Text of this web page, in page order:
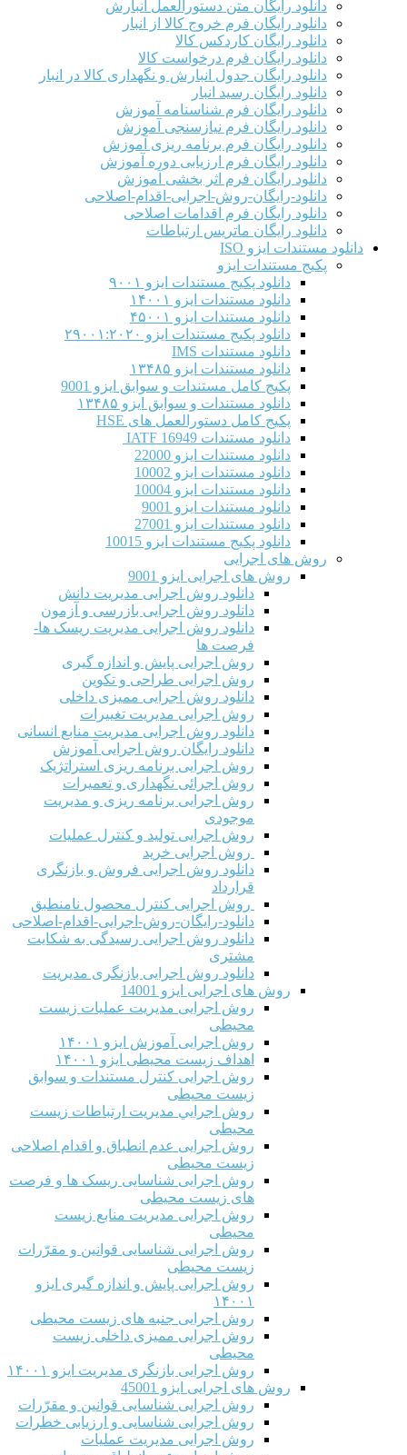
دانلود رایگان متن دستورالعمل انبارش
دانلود رایگان فرم خروج کالا از انبار
دانلود رایگان کاردکس کالا
دانلود رایگان فرم درخواست کالا
دانلود رایگان جدول انبارش و نگهداری کالا در انبار
دانلود رایگان رسید انبار
دانلود رایگان فرم شناسنامه آموزش
دانلود رایگان فرم نیازسنجی آموزش
دانلود رایگان فرم برنامه ریزی آموزش
دانلود رایگان فرم ارزیابی دوره آموزش
دانلود رایگان فرم اثر بخشی آموزش
دانلود-رایگان-روش-اجرایی-اقدام-اصلاحی
دانلود رایگان فرم اقدامات اصلاحی
دانلود رایگان ماتریس ارتباطات
دانلود مستندات ایزو ISO
پکیج مستندات ایزو
دانلود پکیج مستندات ایزو ۹۰۰۱
دانلود مستندات ایزو ۱۴۰۰۱
دانلود مستندات ایزو ۴۵۰۰۱
دانلود پکیج مستندات ایزو ۲۹۰۰۱:۲۰۲۰
دانلود مستندات IMS
دانلود مستندات ایزو ۱۳۴۸۵
پکیج کامل مستندات و سوابق ایزو 9001
دانلود مستندات و سوابق ایزو ۱۳۴۸۵
پکیج کامل دستورالعمل های HSE
دانلود مستندات IATF 16949
دانلود مستندات ایزو 22000
دانلود مستندات ایزو 10002
دانلود مستندات ایزو 10004
دانلود مستندات ایزو 9001
دانلود مستندات ایزو 27001
دانلود پکیج مستندات ایزو 10015
روش های اجرایی
روش های اجرایی ایزو 9001
دانلود روش اجرایی مدیریت دانش
دانلود روش اجرایی بازرسی و آزمون
دانلود روش اجرایی مدیریت ریسک ها-
فرصت ها
روش اجرایی پایش و اندازه گیری
روش اجرایی طراحی و تکوین
دانلود روش اجرایی ممیزی داخلی
روش اجرایی مدیریت تغییرات
دانلود روش اجرایی مدیریت منابع انسانی
دانلود رایگان روش اجرایی آموزش
روش اجرایی برنامه ریزی استراتژیک
روش اجرائی نگهداری و تعمیرات
روش اجرایی برنامه ریزی و مدیریت
موجودی
روش اجرایی تولید و کنترل عملیات
روش اجرایی خرید
دانلود روش اجرایی فروش و بازنگری
قرارداد
روش اجرایی کنترل محصول نامنطبق
دانلود-رایگان-روش-اجرایی-اقدام-اصلاحی
دانلود روش اجرایی رسیدگی به شکایت
مشتری
دانلود روش اجرایی بازنگری مدیریت
روش های اجرایی ایزو 14001
روش اجرایی مدیریت عملیات زیست
محیطی
روش اجرایی آموزش ایزو ۱۴۰۰۱
اهداف زیست محیطی ایزو ۱۴۰۰۱
روش اجرایی کنترل مستندات و سوابق
زیست محیطی
روش اجرايي مدیریت ارتباطات زیست
محیطی
روش اجرایی عدم انطباق و اقدام اصلاحی
زیست محیطی
روش اجرایی شناسایی ریسک ها و فرصت
های زیست محیطی
روش اجرایی مدیریت منابع زیست
محیطی
روش اجرایی شناسایی قوانین و مقرّرات
زیست محیطی
روش اجرایی پایش و اندازه گیری ایزو
۱۴۰۰۱
روش اجرایی جنبه های زیست محیطی
روش اجرایی ممیزی داخلی زیست
محیطی
روش اجرایی بازنگری مدیریت ایزو ۱۴۰۰۱
روش های اجرایی ایزو 45001
روش اجرایی شناسایی قوانین و مقرّرات
روش اجرایی شناسایی و ارزیابی خطرات
روش اجرایی مدیریت عملیات